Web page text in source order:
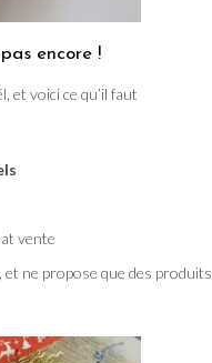
encore !
et voici ce qu’il faut
vente
, et ne propose que des produits